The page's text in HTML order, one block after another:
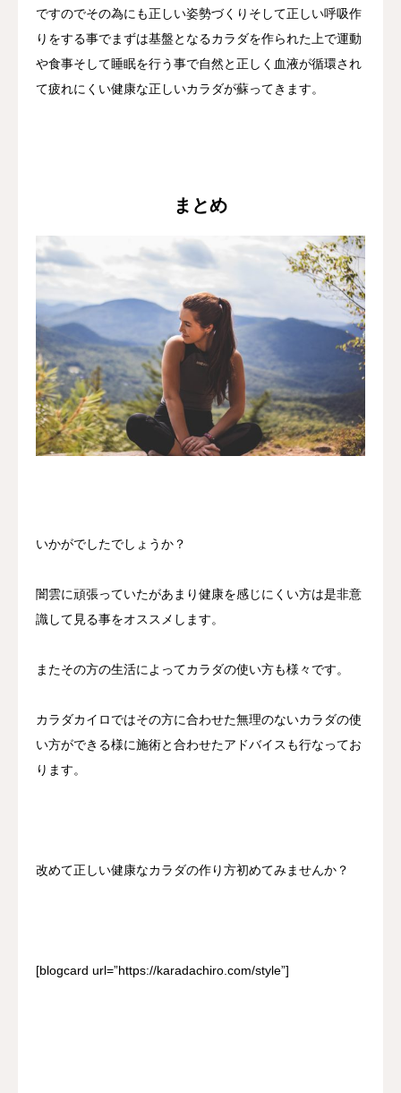
ですのでその為にも正しい姿勢づくりそして正しい呼吸作
りをする事でまずは基盤となるカラダを作られた上で運動
や食事そして睡眠を行う事で自然と正しく血液が循環され
て疲れにくい健康な正しいカラダが蘇ってきます。
まとめ
いかがでしたでしょうか？
闇雲に頑張っていたがあまり健康を感じにくい方は是非意
識して見る事をオススメします。
またその方の生活によってカラダの使い方も様々です。
カラダカイロではその方に合わせた無理のないカラダの使
い方ができる様に施術と合わせたアドバイスも行なってお
ります。
改めて正しい健康なカラダの作り方初めてみませんか？
[blogcard url=”https://karadachiro.com/style”]